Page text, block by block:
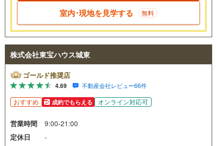
室内･現地を見学する 無料
株式会社東宝ハウス城東
ゴールド推奨店
4.69 不動産会社レビュー66件
おすすめ 成約でもらえる オンライン対応可
営業時間
9:00-21:00
定休日
-